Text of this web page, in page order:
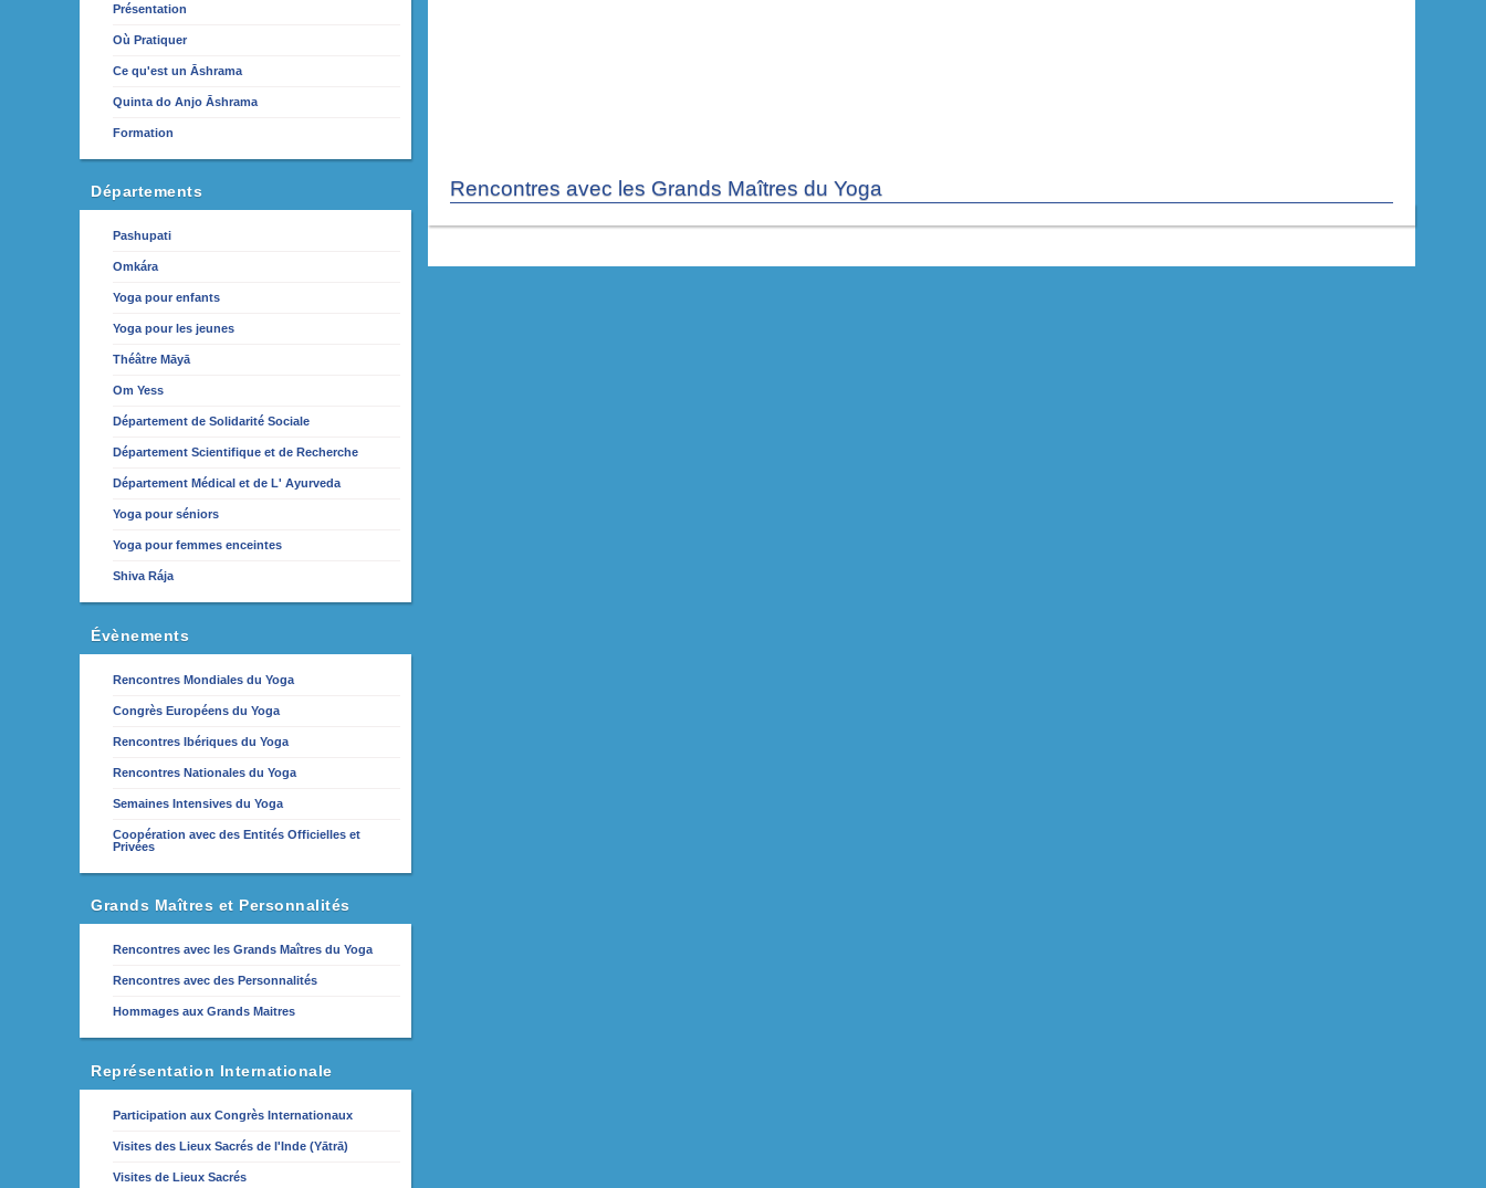
Présentation
Où Pratiquer
Ce qu'est un Āshrama
Quinta do Anjo Āshrama
Formation
Départements
Pashupati
Omkára
Yoga pour enfants
Yoga pour les jeunes
Théâtre Māyā
Om Yess
Département de Solidarité Sociale
Département Scientifique et de Recherche
Département Médical et de L' Ayurveda
Yoga pour séniors
Yoga pour femmes enceintes
Shiva Rája
Évènements
Rencontres Mondiales du Yoga
Congrès Européens du Yoga
Rencontres Ibériques du Yoga
Rencontres Nationales du Yoga
Semaines Intensives du Yoga
Coopération avec des Entités Officielles et
Privées
Grands Maîtres et Personnalités
Rencontres avec les Grands Maîtres du Yoga
Rencontres avec des Personnalités
Hommages aux Grands Maitres
Représentation Internationale
Participation aux Congrès Internationaux
Visites des Lieux Sacrés de l'Inde (Yātrā)
Visites de Lieux Sacrés
Rencontres avec les Grands Maîtres du Yoga